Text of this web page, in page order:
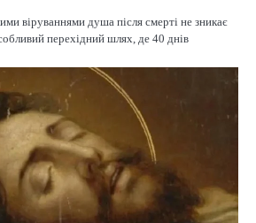
віруваннями душа після смерті не зникає
перехідний шлях, де 40 днів